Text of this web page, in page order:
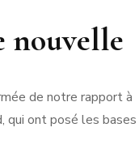
nouvelle
de notre rapport à
qui ont posé les bases